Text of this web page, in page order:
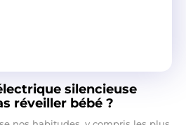
silencieuse
réveiller bébé ?